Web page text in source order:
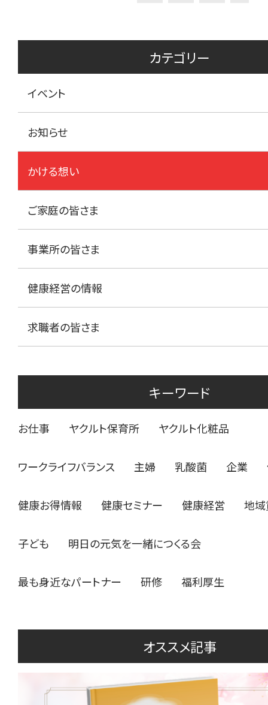
カテゴリー
イベント
お知らせ
かける想い
ご家庭の皆さま
事業所の皆さま
健康経営の情報
求職者の皆さま
キーワード
お仕事 ヤクルト保育所 ヤクルト化粧品
ワークライフバランス 主婦 乳酸菌 企業
健康お得情報 健康セミナー 健康経営 地
子ども 明日の元気を一緒につくる会
最も身近なパートナー 研修 福利厚生
オススメ記事